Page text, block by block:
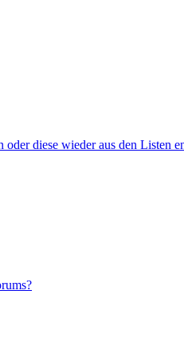
diese wieder aus den Listen